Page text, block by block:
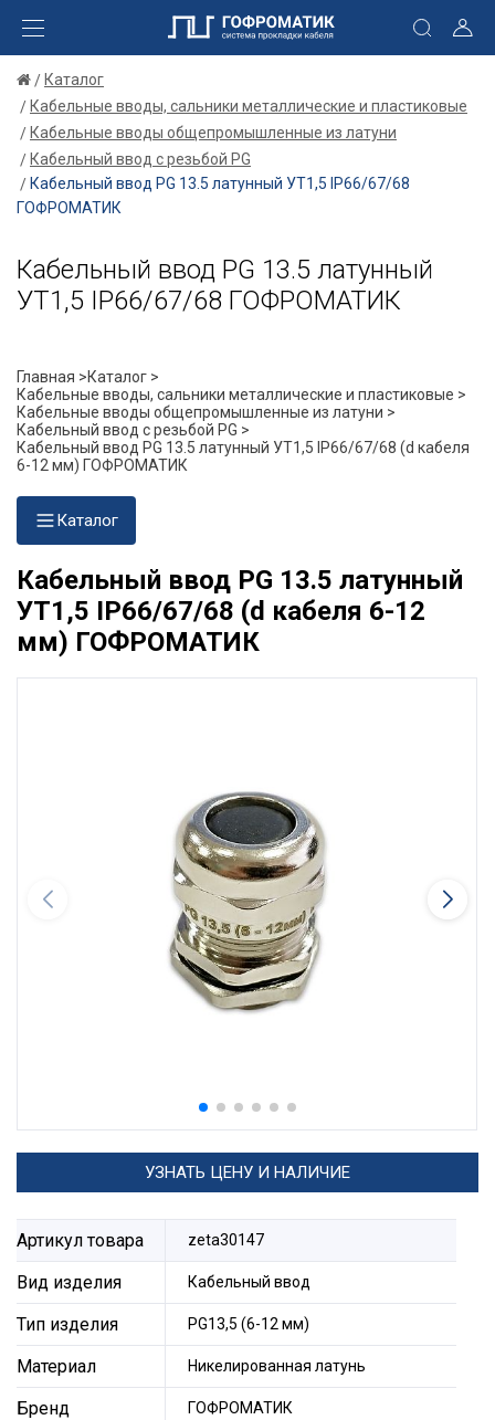
Каталог
Кабельные вводы, сальники металлические и пластиковые
Кабельные вводы общепромышленные из латуни
Кабельный ввод с резьбой PG
Кабельный ввод PG 13.5 латунный УТ1,5 IP66/67/68
ГОФРОМАТИК
Кабельный ввод PG 13.5 латунный
УТ1,5 IP66/67/68 ГОФРОМАТИК
Главная >Каталог >
Кабельные вводы, сальники металлические и пластиковые >
Кабельные вводы общепромышленные из латуни >
Кабельный ввод с резьбой PG >
Кабельный ввод PG 13.5 латунный УТ1,5 IP66/67/68 (d кабеля
6-12 мм) ГОФРОМАТИК
Каталог
Кабельный ввод PG 13.5 латунный
УТ1,5 IP66/67/68 (d кабеля 6-12
мм) ГОФРОМАТИК
УЗНАТЬ ЦЕНУ И НАЛИЧИЕ
Артикул товара zeta30147
Вид изделия Кабельный ввод
Тип изделия PG13,5 (6-12 мм)
Материал Никелированная латунь
Бренд ГОФРОМАТИК